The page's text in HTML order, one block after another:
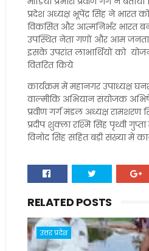
प्रदेश अध्यक्ष भूपेंद्र सिंह ने भारत
विकसित और आत्मनिर्भर
उपस्थित नेता गणों और आम जनता
इसके उपरांत लाभार्थियों को
वितरित किये
कार्यक्रम में महानगर उपाध्यक्ष
वाल्मीकि अभियान संयोजक
प्रवीण गर्ग मंडल अध्यक्ष रामशरण
प्रदीप शुक्ला रश्मि सिंह पृथ्वी
विनोद सिंह सहित बड़ी संख्या में
RELATED POSTS
उत्तर प्रदेश